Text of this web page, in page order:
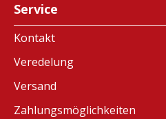
Service
Kontakt
Veredelung
Versand
Zahlungsmöglichkeiten